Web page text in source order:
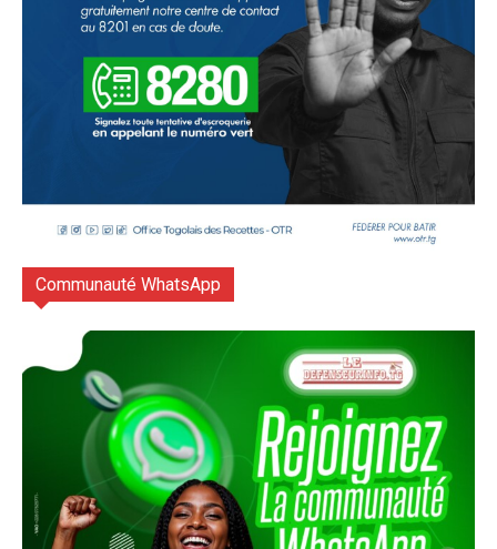
Communauté WhatsApp